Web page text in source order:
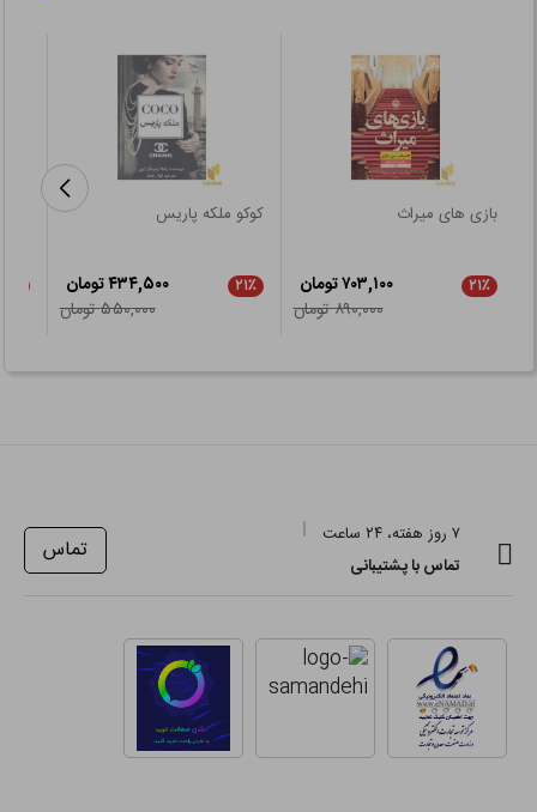
بازی های میراث
۲۱٪
۷۰۳,۱۰۰ تومان
۸۹۰,۰۰۰ تومان
کوکو ملکه پاریس
۲۱٪
۴۳۴,۵۰۰ تومان
۵۵۰,۰۰۰ تومان
۷ روز هفته، ۲۴ ساعت
تماس با پشتیبانی
تماس